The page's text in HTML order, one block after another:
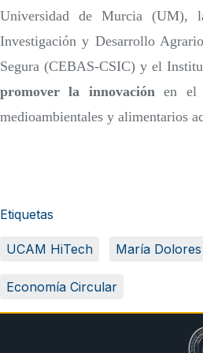
Universidad de Murcia (UM),
Investigación y Desarrollo
Segura (CEBAS-CSIC) y el
promover la innovaciónen el
medioambientales y alimentarios
Etiquetas
UCAM HiTech María
Economía Circular